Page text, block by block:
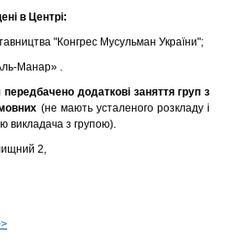
в Центрі:
"Конгрес Мусульман України";
Манар» .
додаткові заняття груп з
(не мають усталеного розкладу і
викладача з групою).
2,